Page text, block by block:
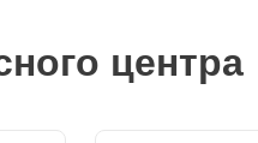
центра